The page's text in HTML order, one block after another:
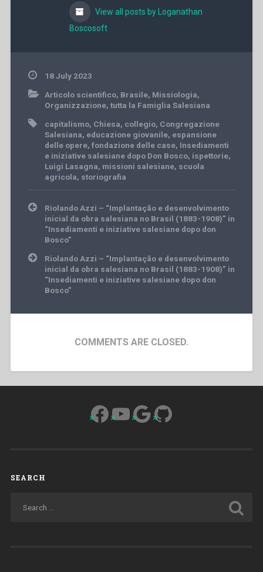
View all posts by Loganathan
Boscosoft
18 July 2023
Articolo scientifico, Brasile, Missiologia,
Organizzazione, tutta la Famiglia Salesiana
capitalismo, Chiesa, collegio, Congregazione
Salesiana, educazione giovanile, espansione
delle opere, fondazione delle case, Insediamenti
e iniziative salesiane dopo Don Bosco, ispettorie,
Luigi Lasagna, missioni salesiane, scuola
agricola, storiografia
Post
navigation
Riolando Azzi – “Implantação e desenvolvimento
inicial da obra salesiana no Brasil (1883-1908)” in
“Insediamenti e iniziative salesiane dopo don
Bosco”
Riolando Azzi – “Implantação e desenvolvimento
inicial da obra salesiana no Brasil (1883-1908)” in
“Insediamenti e iniziative salesiane dopo don
Bosco”
COMMENTS ARE CLOSED.
Facebook
YouTube
Google
GitHub
SEARCH